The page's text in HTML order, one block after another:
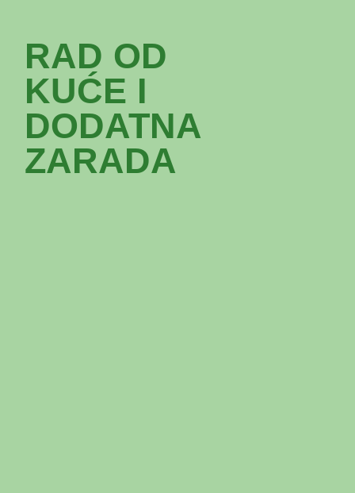
RAD OD
KUĆE I
DODATNA
ZARADA